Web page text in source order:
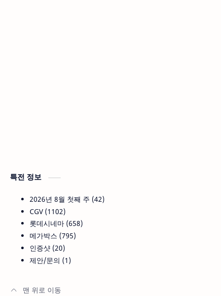
특전 정보
2026년 8월 첫째 주 42
CGV 1102
롯데시네마 658
메가박스 795
인증샷 20
제안/문의
1